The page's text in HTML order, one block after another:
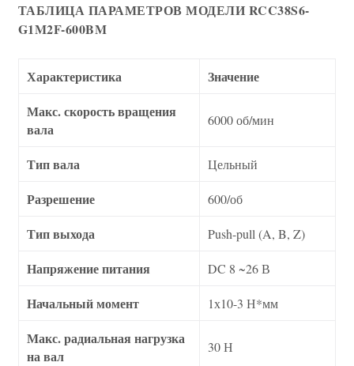
ТАБЛИЦА ПАРАМЕТРОВ МОДЕЛИ RCC38S6-
G1M2F-600BM
Характеристика
Значение
Макс. скорость вращения
вала
6000 об/мин
Тип вала Цельный
Разрешение 600/об
Тип выхода Push-pull (A, B, Z)
Напряжение питания DC 8 ~26 В
Начальный момент 1х10-3 Н*мм
Макс. радиальная нагрузка
на вал
30 Н